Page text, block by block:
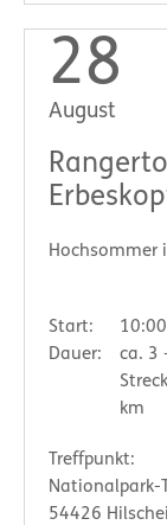
28
August
Hochsommer
Start:
Dauer:
ca. 3
km
Treffpunkt:
Nationalpark-
54426